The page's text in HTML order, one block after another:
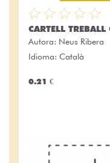
CARTELL TREBALL
Autora: Neus Ribera
Idioma: Català
0.21 €